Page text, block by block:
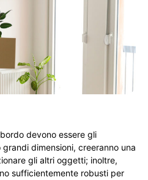
devono essere gli
dimensioni, creeranno una
gli altri oggetti; inoltre,
sufficientemente robusti per